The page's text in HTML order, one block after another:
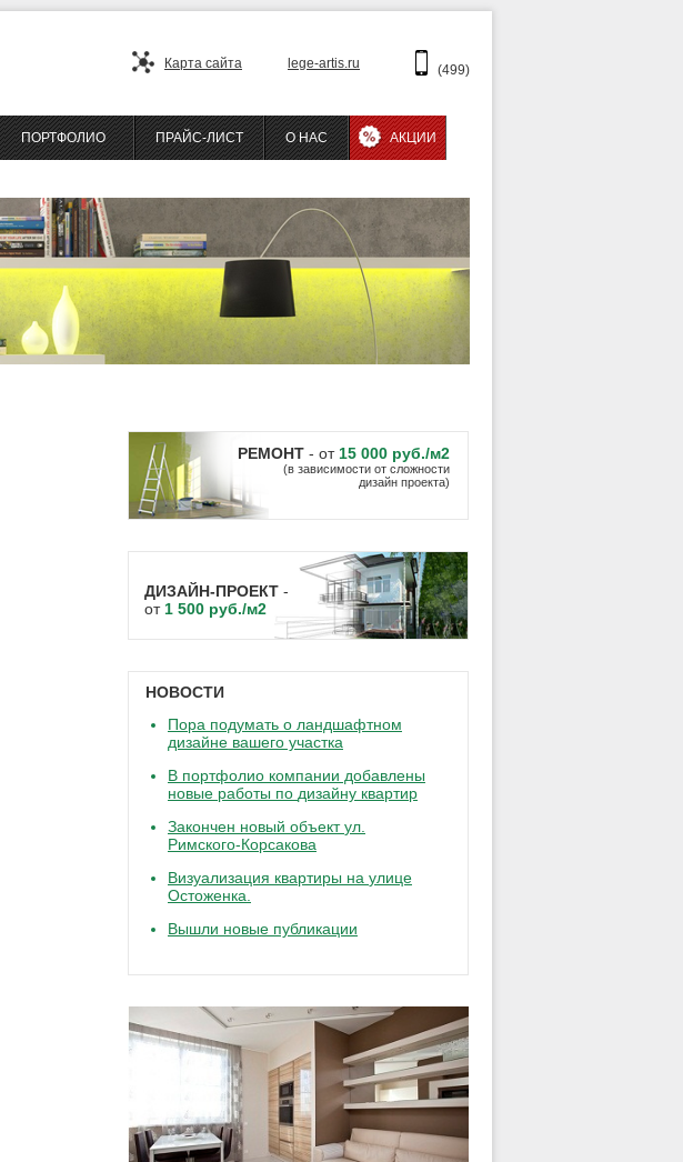
Карта сайта lege-artis.ru (499)
ПОРТФОЛИО ПРАЙС-ЛИСТ О НАС АКЦИИ
РЕМОНТ - от 15 000 руб./м2
(в зависимости от сложности
дизайн проекта)
ДИЗАЙН-ПРОЕКТ -
от 1 500 руб./м2
НОВОСТИ
Пора подумать о ландшафтном
дизайне вашего участка
В портфолио компании добавлены
новые работы по дизайну квартир
Закончен новый объектул.
Римского-Корсакова
Визуализация квартиры на улице
Остоженка.
Вышли новые публикации